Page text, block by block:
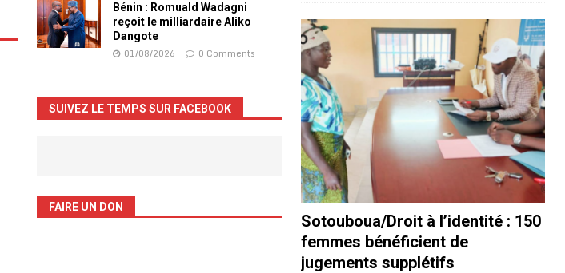
Bénin : Romuald Wadagni
reçoit le milliardaire Aliko
Dangote
01/08/2026 0 Comments
SUIVEZ LE TEMPS SUR FACEBOOK
FAIRE UN DON
Sotouboua/Droit à l’identité : 150
femmes bénéficient de
jugements supplétifs